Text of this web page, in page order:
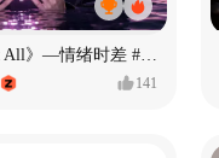
《If U Want It All》—情绪时差 #MVLAND嘻哈狂欢派对
141